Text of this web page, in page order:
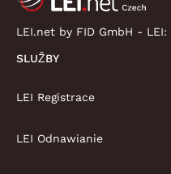
LEI.net by FID GmbH - LEI:
SLUŽBY
LEI Registrace
LEI Odnawianie